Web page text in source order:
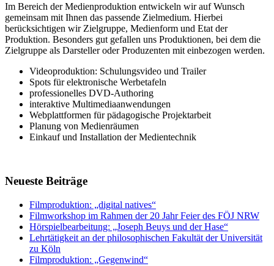
Im Bereich der Medienproduktion entwickeln wir auf Wunsch
gemeinsam mit Ihnen das passende Zielmedium. Hierbei
berücksichtigen wir Zielgruppe, Medienform und Etat der
Produktion. Besonders gut gefallen uns Produktionen, bei dem die
Zielgruppe als Darsteller oder Produzenten mit einbezogen werden.
Videoproduktion: Schulungsvideo und Trailer
Spots für elektronische Werbetafeln
professionelles DVD-Authoring
interaktive Multimediaanwendungen
Webplattformen für pädagogische Projektarbeit
Planung von Medienräumen
Einkauf und Installation der Medientechnik
Neueste Beiträge
Filmproduktion: „digital natives“
Filmworkshop im Rahmen der 20 Jahr Feier des FÖJ NRW
Hörspielbearbeitung: „Joseph Beuys und der Hase“
Lehrtätigkeit an der philosophischen Fakultät der Universität
zu Köln
Filmproduktion: „Gegenwind“